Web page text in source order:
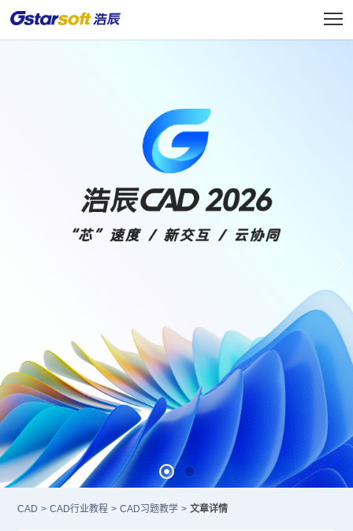
CAD > CAD行业教程 > CAD习题教学 > 文章详情